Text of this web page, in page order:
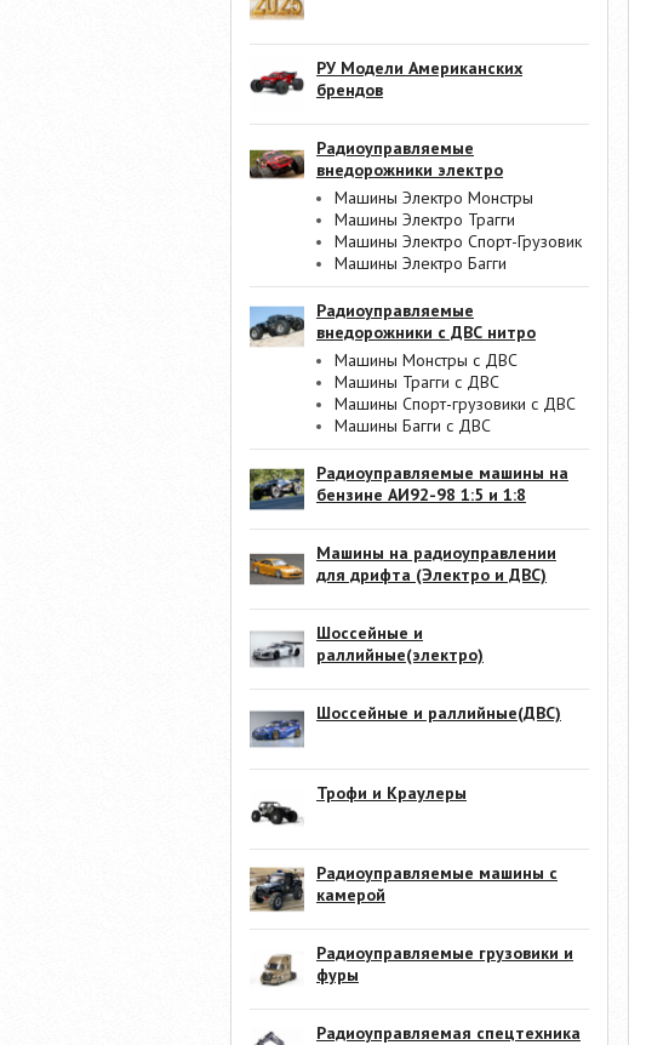
РУ Модели Американских
брендов
Радиоуправляемые
внедорожники электро
Машины Электро Монстры
Машины Электро Трагги
Машины Электро Спорт-Грузовик
Машины Электро Багги
Радиоуправляемые
внедорожники с ДВС нитро
Машины Монстры с ДВС
Машины Трагги с ДВС
Машины Спорт-грузовики с ДВС
Машины Багги с ДВС
Радиоуправляемые машины на
бензине АИ92-98 1:5 и 1:8
Машины на радиоуправлении
для дрифта (Электро и ДВС)
Шоссейные и
раллийные(электро)
Шоссейные и раллийные(ДВС)
Трофи и Краулеры
Радиоуправляемые машины с
камерой
Радиоуправляемые грузовики и
фуры
Радиоуправляемая спецтехника